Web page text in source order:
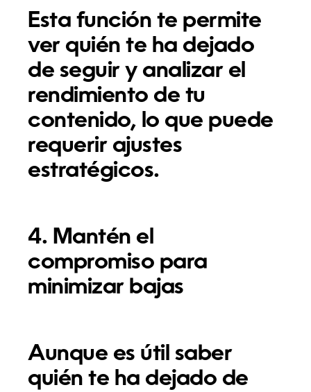
Esta función te permite
ver quién te ha dejado
de seguir y analizar el
rendimiento de tu
contenido, lo que puede
requerir ajustes
estratégicos.
4. Mantén el
compromiso para
minimizar bajas
Aunque es útil saber
quién te ha dejado de